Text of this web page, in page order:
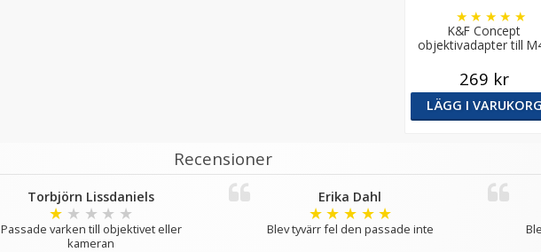
K&F Concept
objektivadapter till
objektiv för Canon M
kamerahus
★ ★ ★ ★ ★
269 kr
LÄGG I VARUKORG
Recensioner
Torbjörn Lissdaniels
★ ★ ★ ★ ★
Passade varken till objektivet eller
kameran
Erika Dahl
★ ★ ★ ★ ★
Blev tyvärr fel den passade inte